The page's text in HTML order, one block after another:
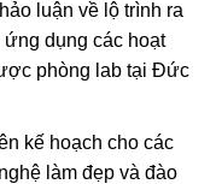
luận về lộ trình ra
ứng dụng các hoạt
phòng lab tại Đức
kế hoạch cho các
làm đẹp và đào